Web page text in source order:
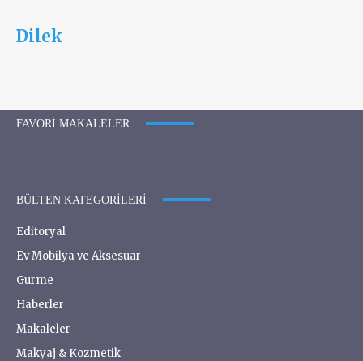
Dilek
FAVORI MAKALELER
BÜLTEN KATEGORILERI
Editoryal
Ev Mobilya ve Aksesuar
Gurme
Haberler
Makaleler
Makyaj & Kozmetik